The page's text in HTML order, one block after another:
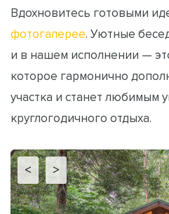
Вдохновитесь готовыми
фотогалерее. Уютные
и в нашем исполнении —
которое гармонично
участка и станет любимым
круглогодичного отдыха.
< >